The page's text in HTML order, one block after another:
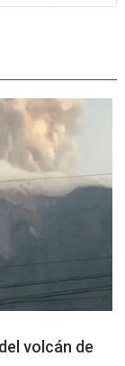
volcán de